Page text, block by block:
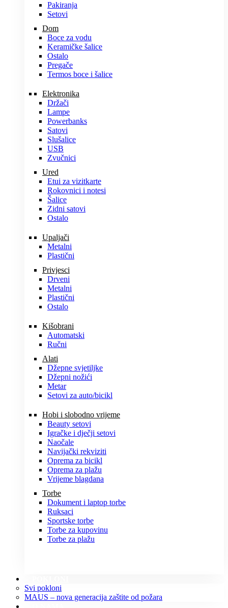
Pakiranja
Setovi
Dom
Boce za vodu
Keramičke šalice
Ostalo
Pregače
Termos boce i šalice
Elektronika
Držači
Lampe
Powerbanks
Satovi
Slušalice
USB
Zvučnici
Ured
Etui za vizitkarte
Rokovnici i notesi
Šalice
Zidni satovi
Ostalo
Upaljači
Metalni
Plastični
Privjesci
Drveni
Metalni
Plastični
Ostalo
Kišobrani
Automatski
Ručni
Alati
Džepne svjetiljke
Džepni nožići
Metar
Setovi za auto/bicikl
Hobi i slobodno vrijeme
Beauty setovi
Igračke i dječji setovi
Naočale
Navijački rekviziti
Oprema za bicikl
Oprema za plažu
Vrijeme blagdana
Torbe
Dokument i laptop torbe
Ruksaci
Sportske torbe
Torbe za kupovinu
Torbe za plažu
Svi pokloni
MAUS – nova generacija zaštite od požara